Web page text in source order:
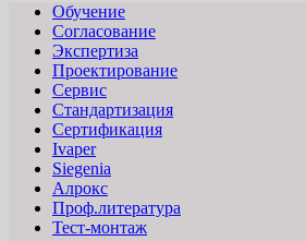
Обучение
Согласование
Экспертиза
Проектирование
Сервис
Стандартизация
Сертификация
Ivaper
Siegenia
Алрокс
Проф.литература
Тест-монтаж